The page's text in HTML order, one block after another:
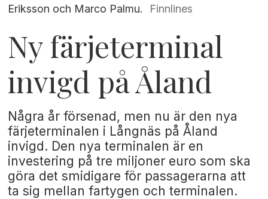
Eriksson och Marco Palmu.
Finnlines
Ny färjeterminal
invigd på Åland
Några år försenad, men nu är den nya
färjeterminalen i Långnäs på Åland
invigd. Den nya terminalen är en
investering på tre miljoner euro som ska
göra det smidigare för passagerarna att
ta sig mellan fartygen och terminalen.